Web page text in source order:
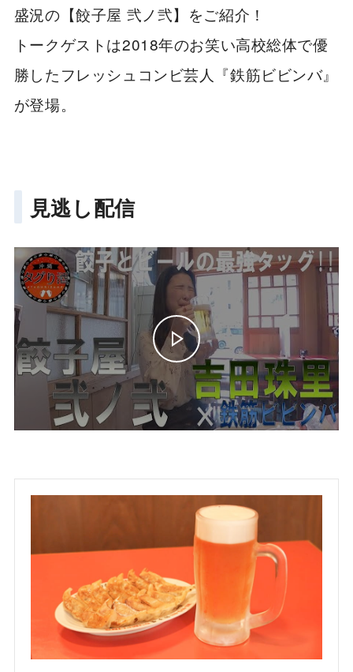
盛況の【餃子屋 弐ノ弐】をご紹介！
トークゲストは2018年のお笑い高校総体で優
勝したフレッシュコンビ芸人『鉄筋ビビンバ』
が登場。
見逃し配信